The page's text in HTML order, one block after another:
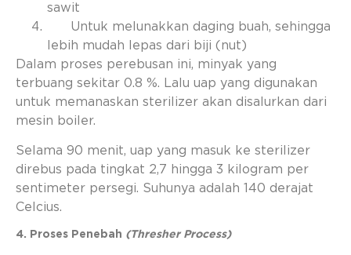
sawit
Untuk melunakkan daging buah, sehingga
lebih mudah lepas dari biji (nut)
Dalam proses perebusan ini, minyak yang
terbuang sekitar 0.8 %. Lalu uap yang digunakan
untuk memanaskan sterilizer akan disalurkan dari
mesin boiler.
Selama 90 menit, uap yang masuk ke sterilizer
direbus pada tingkat 2,7 hingga 3 kilogram per
sentimeter persegi. Suhunya adalah 140 derajat
Celcius.
4. Proses Penebah (Thresher Process)